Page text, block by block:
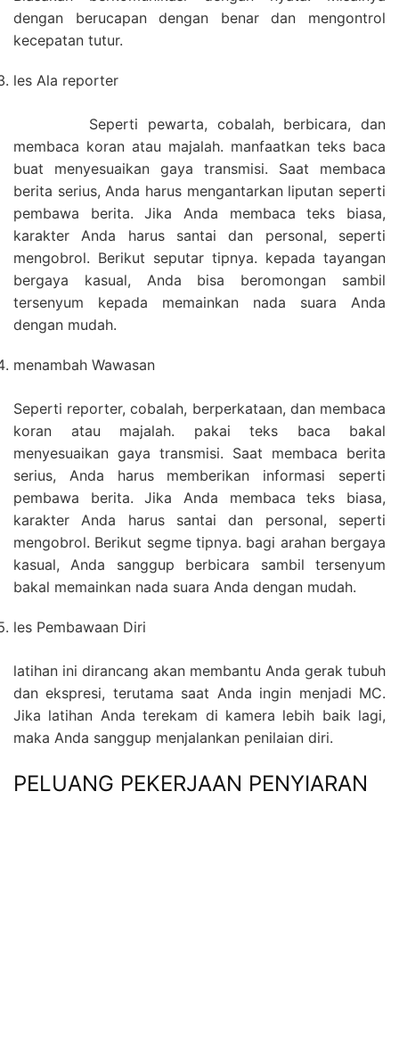
dengan berucapan dengan benar dan mengontrol
kecepatan tutur.
les Ala reporter
Seperti pewarta, cobalah, berbicara, dan
membaca koran atau majalah. manfaatkan teks baca
buat menyesuaikan gaya transmisi. Saat membaca
berita serius, Anda harus mengantarkan liputan seperti
pembawa berita. Jika Anda membaca teks biasa,
karakter Anda harus santai dan personal, seperti
mengobrol. Berikut seputar tipnya. kepada tayangan
bergaya kasual, Anda bisa beromongan sambil
tersenyum kepada memainkan nada suara Anda
dengan mudah.
menambah Wawasan
Seperti reporter, cobalah, berperkataan, dan membaca
koran atau majalah. pakai teks baca bakal
menyesuaikan gaya transmisi. Saat membaca berita
serius, Anda harus memberikan informasi seperti
pembawa berita. Jika Anda membaca teks biasa,
karakter Anda harus santai dan personal, seperti
mengobrol. Berikut segme tipnya. bagi arahan bergaya
kasual, Anda sanggup berbicara sambil tersenyum
bakal memainkan nada suara Anda dengan mudah.
les Pembawaan Diri
latihan ini dirancang akan membantu Anda gerak tubuh
dan ekspresi, terutama saat Anda ingin menjadi MC.
Jika latihan Anda terekam di kamera lebih baik lagi,
maka Anda sanggup menjalankan penilaian diri.
PELUANG PEKERJAAN PENYIARAN